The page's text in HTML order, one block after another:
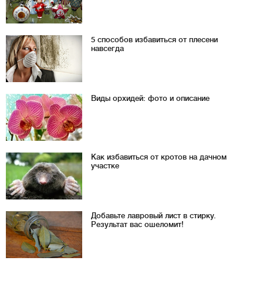
5 способов избавиться от плесени
навсегда
Виды орхидей: фото и описание
Как избавиться от кротов на дачном
участке
Добавьте лавровый лист в стирку.
Результат вас ошеломит!